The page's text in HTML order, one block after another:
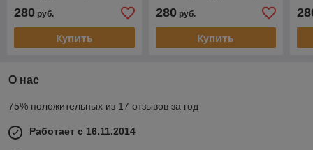
280 руб.
Купить
280руб.
Купить
О нас
75% положительных из 17 отзывов за год
Работает с 16.11.2014